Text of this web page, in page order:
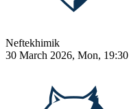
Neftekhimik
30 March 2026, Mon, 19:30